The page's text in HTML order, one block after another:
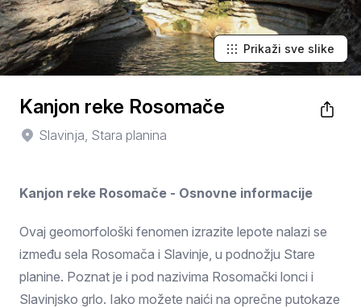
Prikaži sve slike
Kanjon reke Rosomače
Slavinja, Stara planina
Kanjon reke Rosomače - Osnovne informacije
Ovaj geomorfološki fenomen izrazite lepote nalazi se
između sela Rosomača i Slavinje, u podnožju Stare
planine. Poznat je i pod nazivima Rosomački lonci i
Slavinjsko grlo. Iako možete naići na oprečne putokaze